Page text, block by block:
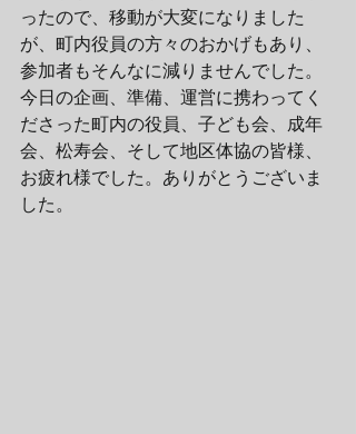
ったので、移動が大変になりました
が、町内役員の方々のおかげもあり、
参加者もそんなに減りませんでした。
今日の企画、準備、運営に携わってく
ださった町内の役員、子ども会、成年
会、松寿会、そして地区体協の皆様、
お疲れ様でした。ありがとうございま
した。